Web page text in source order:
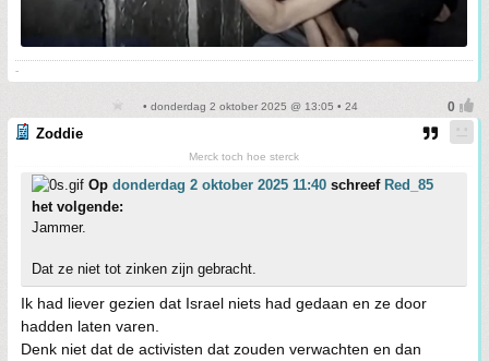
-
• donderdag 2 oktober 2025 @ 13:05 • 24
Zoddie
Merck toch hoe sterck
Op donderdag 2 oktober 2025 11:40 schreef Red_85
het volgende:
Jammer.
Dat ze niet tot zinken zijn gebracht.
Ik had liever gezien dat Israel niets had gedaan en ze door
hadden laten varen.
Denk niet dat de activisten dat zouden verwachten en dan